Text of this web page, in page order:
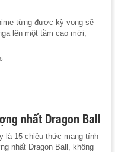
từng được kỳ vọng sẽ
lên một tầm cao mới,
nhất Dragon Ball
là 15 chiêu thức mang tính
nhất Dragon Ball, không